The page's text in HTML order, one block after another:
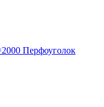
Перфоуголок